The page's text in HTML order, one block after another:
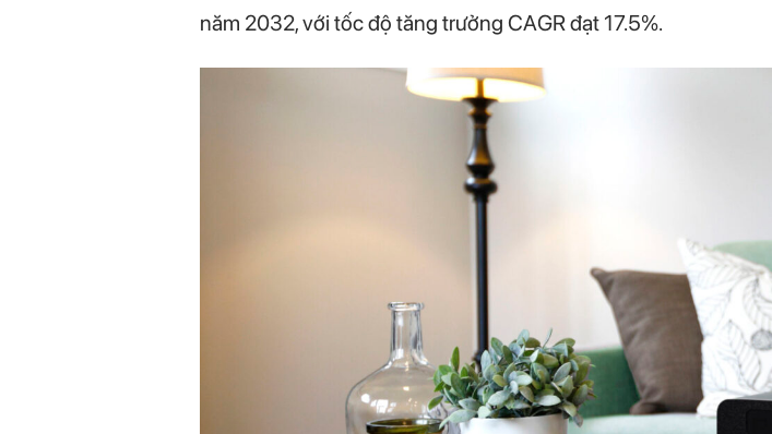
năm 2032, với tốc độ tăng trưởng CAGR đạt 17.5%.